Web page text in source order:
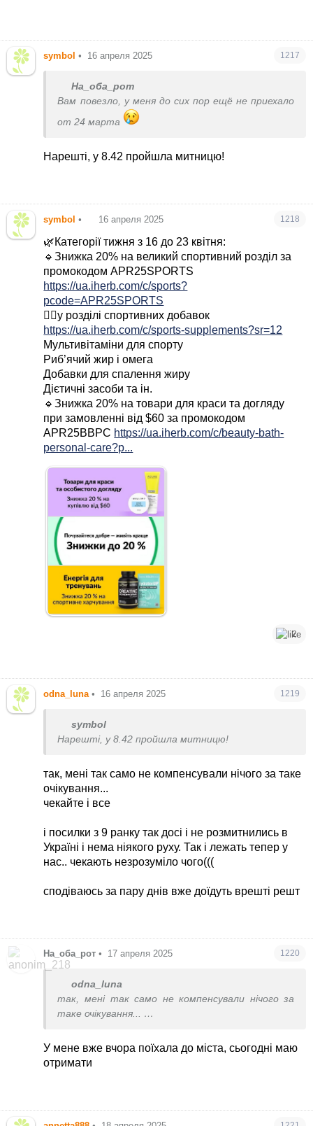
symbol • 16 апреля 2025 1217
На_оба_рот
Вам повезло, у меня до сих пор ещё не приехало
от 24 марта
Нарешті, у 8.42 пройшла митницю!
symbol • 16 апреля 2025 1218
🌿Категорії тижня з 16 до 23 квітня:
🔹Знижка 20% на великий спортивний розділ за
промокодом APR25SPORTS
https://ua.iherb.com/c/sports?
pcode=APR25SPORTS
☝🏻у розділі спортивних добавок
https://ua.iherb.com/c/sports-supplements?sr=12
Мультивітаміни для спорту
Риб’ячий жир і омега
Добавки для спалення жиру
Дієтичні засоби та ін.
🔹Знижка 20% на товари для краси та догляду
при замовленні від $60 за промокодом
APR25BBPC https://ua.iherb.com/c/beauty-bath-
personal-care?p...
2
odna_luna • 16 апреля 2025 1219
symbol
Нарешті, у 8.42 пройшла митницю!
так, мені так само не компенсували нічого за таке
очікування...
чекайте і все
і посилки з 9 ранку так досі і не розмитнились в
Україні і нема ніякого руху. Так і лежать тепер у
нас.. чекають незрозуміло чого(((
сподіваюсь за пару днів вже доїдуть врешті решт
На_оба_рот • 17 апреля 2025 1220
odna_luna
так, мені так само не компенсували нічого за
таке очікування...
і посилки з 9 ранку так досі і не розмитнились в
У мене вже вчора поїхала до міста, сьогодні маю
отримати